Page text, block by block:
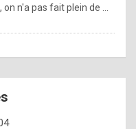
n'a pas fait plein de ...